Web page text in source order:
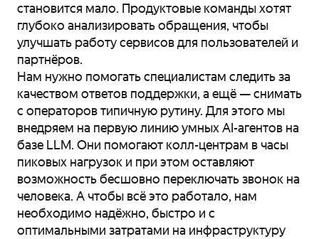
становится мало. Продуктовые команды хотят
глубоко анализировать обращения, чтобы
улучшать работу сервисов для пользователей и
партнёров.
Нам нужно помогать специалистам следить за
качеством ответов поддержки, а ещё — снимать
с операторов типичную рутину. Для этого мы
внедряем на первую линию умных AI-агентов на
базе LLM. Они помогают колл-центрам в часы
пиковых нагрузок и при этом оставляют
возможность бесшовно переключать звонок на
человека. А чтобы всё это работало, нам
необходимо надёжно, быстро и с
оптимальными затратами на инфраструктуру